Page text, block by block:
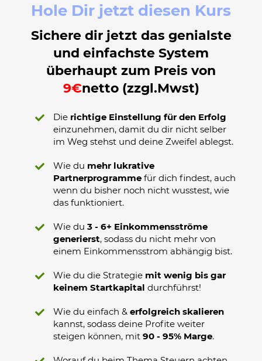
Hole Dir jetzt diesen Kurs
Sichere dir jetzt das genialste
und einfachste System
überhaupt zum Preis von
9€netto (zzgl.Mwst)
Die richtige Einstellung für den Erfolg
einzunehmen, damit du dir nicht selber
im Weg stehst und deine Zweifel ablegst.
Wie du mehr lukrative
Partnerprogramme für dich findest, auch
wenn du bisher noch nicht wusstest, wie
das funktioniert.
Wie du 3 - 6+ Einkommensströme
generierst, sodass du nicht mehr von
einem Einkommensstrom abhängig bist.
Wie du die Strategie mit wenig bis gar
keinem Startkapital durchführst!
Wie du einfach & erfolgreich skalieren
kannst, sodass deine Profite weiter
steigen können, mit 90 - 95% Marge.